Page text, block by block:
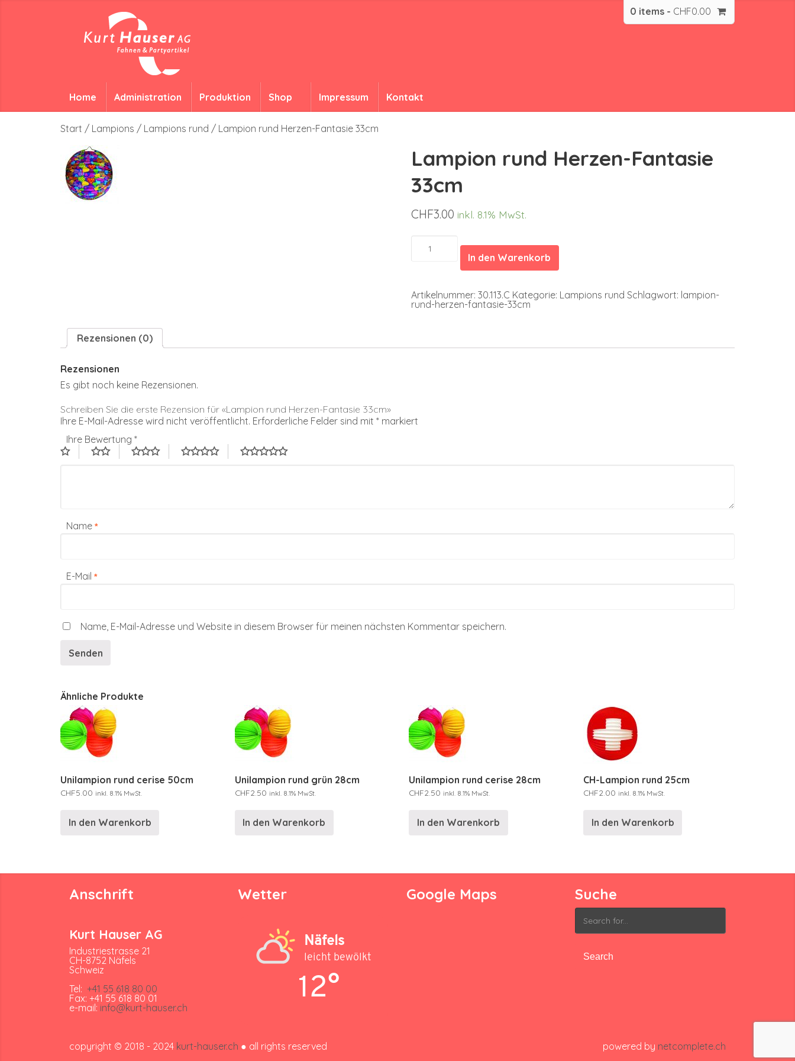
0 items - CHF0.00
Home Administration Produktion Shop Impressum Kontakt
Start / Lampions / Lampions rund / Lampion rund Herzen-Fantasie 33cm
Lampion rund Herzen-Fantasie
33cm
CHF3.00 inkl. 8.1% MwSt.
Lampion
rund
Herzen-
In den Warenkorb
Artikelnummer: 30.113.C Kategorie: Lampions rund Schlagwort: lampion-
rund-herzen-fantasie-33cm
Rezensionen (0)
Rezensionen
Es gibt noch keine Rezensionen.
Schreiben Sie die erste Rezension für «Lampion rund Herzen-Fantasie 33cm»
Ihre E-Mail-Adresse wird nicht veröffentlicht. Erforderliche Felder sind mit * markiert
Ihre Bewertung *
Name *
E-Mail *
Name, E-Mail-Adresse und Website in diesem Browser für meinen nächsten Kommentar speichern.
Ähnliche Produkte
Unilampion rund cerise 50cm
CHF5.00 inkl. 8.1% MwSt.
In den Warenkorb
Unilampion rund grün 28cm
CHF2.50 inkl. 8.1% MwSt.
In den Warenkorb
Unilampion rund cerise 28cm
CHF2.50 inkl. 8.1% MwSt.
In den Warenkorb
CH-Lampion rund 25cm
CHF2.00 inkl. 8.1% MwSt.
In den Warenkorb
Anschrift
Kurt Hauser AG
Industriestrasse 21
CH-8752 Näfels
Schweiz
Tel: +41 55 618 80 00
Fax: +41 55 618 80 01
e-mail: info@kurt-hauser.ch
Wetter
Näfels
leicht bewölkt
12°
Google Maps Suche
Search
for:
copyright © 2018 - 2024 kurt-hauser.ch ● all rights reserved powered by netcomplete.ch